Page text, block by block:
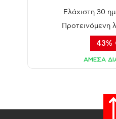
Ελάχιστη 30
Προτεινόμενη
43%
ΑΜΕΣΑ